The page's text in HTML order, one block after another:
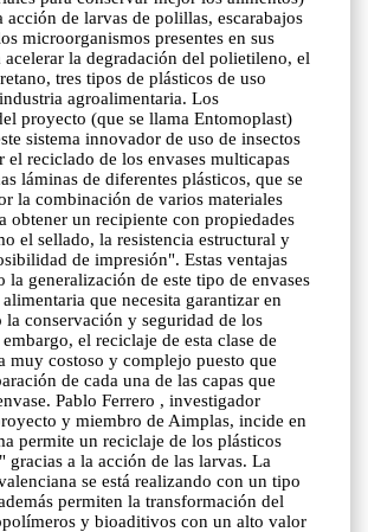
acción de larvas de polillas, escarabajos
microorganismos presentes en sus
acelerar la degradación del polietileno, el
tres tipos de plásticos de uso
agroalimentaria. Los
proyecto (que se llama Entomoplast)
sistema innovador de uso de insectos
el reciclado de los envases multicapas
láminas de diferentes plásticos, que se
la combinación de varios materiales
obtener un recipiente con propiedades
el sellado, la resistencia estructural y
de impresión". Estas ventajas
la generalización de este tipo de envases
que necesita garantizar en
la conservación y seguridad de los
el reciclaje de esta clase de
muy costoso y complejo puesto que
de cada una de las capas que
Pablo Ferrero , investigador
y miembro de Aimplas, incide en
permite un reciclaje de los plásticos
gracias a la acción de las larvas. La
se está realizando con un tipo
permiten la transformación del
y bioaditivos con un alto valor